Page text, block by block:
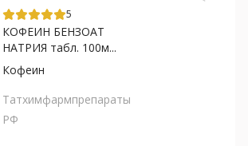
5
КОФЕИН БЕНЗОАТ
НАТРИЯ табл. 100м...
Кофеин
Татхимфармпрепараты
РФ